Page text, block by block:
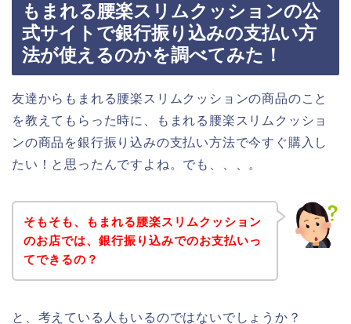
もまれる腰楽スリムクッションの公
式サイトで銀行振り込みの支払い方
法が使えるのかを調べてみた！
友達からもまれる腰楽スリムクッションの商品のこと
を教えてもらった時に、もまれる腰楽スリムクッショ
ンの商品を銀行振り込みの支払い方法で今すぐ購入し
たい！と思ったんですよね。でも、、、。
そもそも、もまれる腰楽スリムクッション
のお店では、銀行振り込みでのお支払いっ
てできるの？
と、考えている人もいるのではないでしょうか？